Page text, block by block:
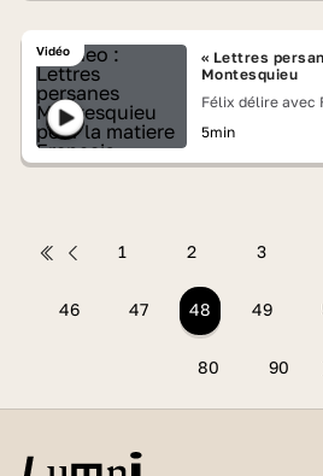
Vidéo
« Lettres
Montesquieu
Félix délire avec
5min
1 2 3
46 47 48 49
80 90